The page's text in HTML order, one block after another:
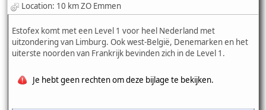
Location: 10 km ZO Emmen
Estofex komt met een Level 1 voor heel Nederland met
uitzondering van Limburg. Ook west-België, Denemarken en het
uiterste noorden van Frankrijk bevinden zich in de Level 1.
Je hebt geen rechten om deze bijlage te bekijken.